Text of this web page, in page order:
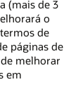
(mais de 3
o
de
páginas de
melhorar
em